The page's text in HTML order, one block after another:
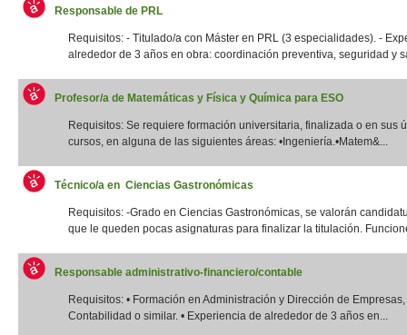
Responsable de PRL
Requisitos: - Titulado/a con Máster en PRL (3 especialidades). -
alrededor de 3 años en obra: coordinación preventiva, seguridad y
Profesor/a de Matemáticas y Física y Química para ESO
Requisitos: Se requiere formación universitaria, finalizada o en sus
cursos, en alguna de las siguientes áreas: •Ingeniería.•Matem&...
Técnico/a en Ciencias Gastronómicas
Requisitos: -Grado en Ciencias Gastronómicas, se valorán
que le queden pocas asignaturas para finalizar la titulación.
Responsable administrativo-financiero/contable
Requisitos: • Formación en Administración y Dirección de
Contabilidad o similar. • Experiencia de alrededor de 3 años en...